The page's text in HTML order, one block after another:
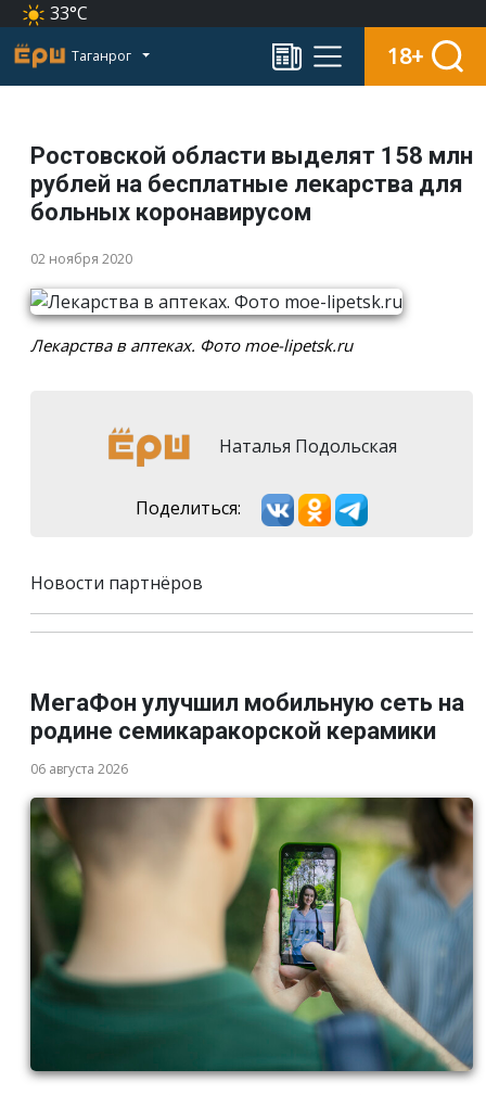
33°C
Таганрог 18+
Ростовской области выделят 158 млн
рублей на бесплатные лекарства для
больных коронавирусом
02 ноября 2020
Лекарства в аптеках. Фото moe-lipetsk.ru
Наталья Подольская
Поделиться:
Новости партнёров
МегаФон улучшил мобильную сеть на
родине семикаракорской керамики
06 августа 2026